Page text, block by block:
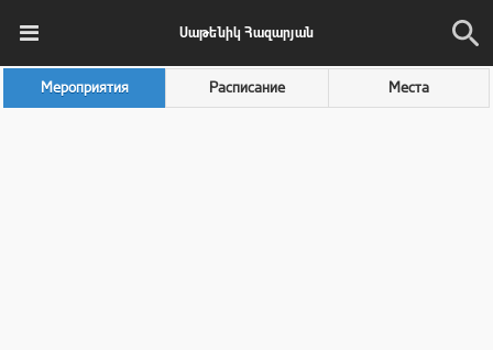
Սաթենիկ Հազարյան
Мероприятия Расписание Места